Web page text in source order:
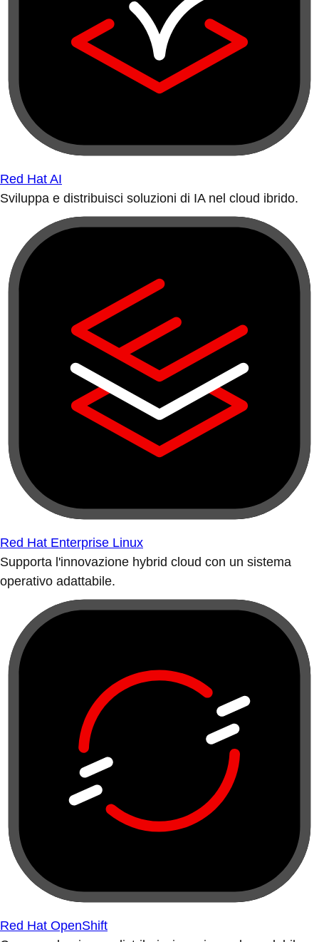
Red Hat AI
Sviluppa e distribuisci soluzioni di IA nel cloud ibrido.
Red Hat Enterprise Linux
Supporta l'innovazione hybrid cloud con un sistema
operativo adattabile.
Red Hat OpenShift